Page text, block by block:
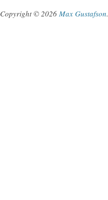
Copyright © 2026 Max Gustafson.